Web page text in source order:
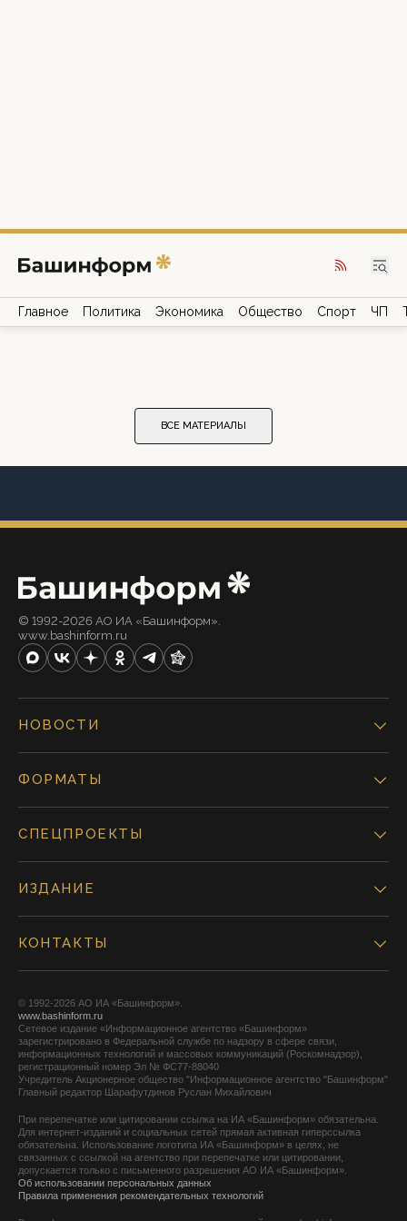
Главное Политика Экономика Общество Спорт ЧП
ВСЕ МАТЕРИАЛЫ
© 1992-2026 АО ИА «Башинформ».
www.bashinform.ru
НОВОСТИ
ФОРМАТЫ
СПЕЦПРОЕКТЫ
ИЗДАНИЕ
КОНТАКТЫ
© 1992-2026 АО ИА «Башинформ».
www.bashinform.ru
Сетевое издание «Информационное агентство «Башинформ»
зарегистрировано в Федеральной службе по надзору в сфере связи,
информационных технологий и массовых коммуникаций (Роскомнадзор),
регистрационный номер Эл № ФС77-88040
Учредитель Акционерное общество "Информационное агентство "Башинформ"
Главный редактор Шарафутдинов Руслан Михайлович
При перепечатке или цитировании ссылка на ИА «Башинформ» обязательна.
Для интернет-изданий и социальных сетей прямая активная гиперссылка
обязательна. Использование логотипа ИА «Башинформ» в целях, не
связанных с ссылкой на агентство при перепечатке или цитировании,
допускается только с письменного разрешения АО ИА «Башинформ».
Об использовании персональных данных
Правила применения рекомендательных технологий